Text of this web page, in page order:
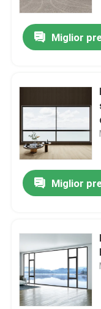
Miglior
Miglior